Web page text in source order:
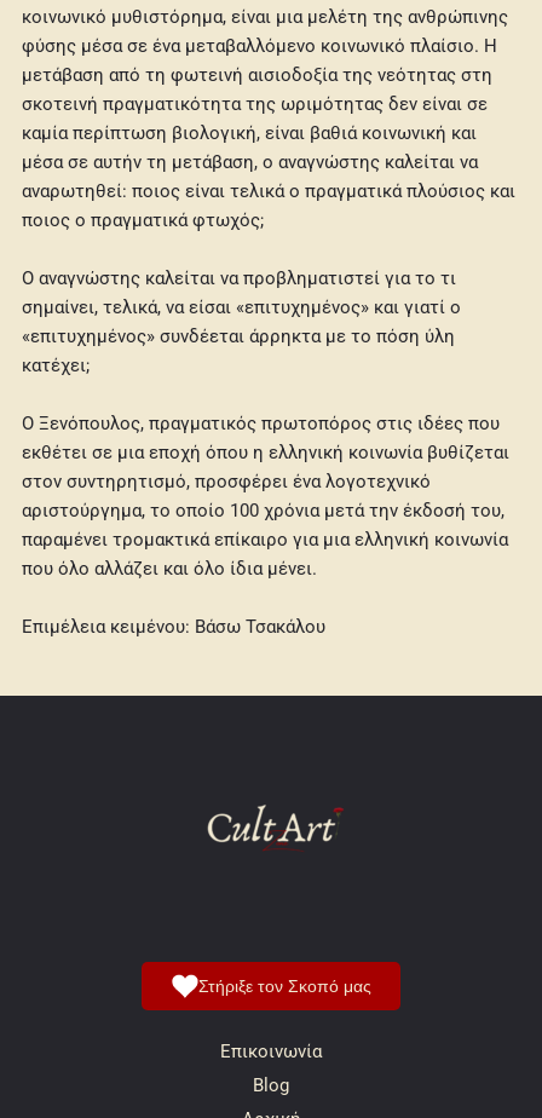
κοινωνικό μυθιστόρημα, είναι μια μελέτη της ανθρώπινης
φύσης μέσα σε ένα μεταβαλλόμενο κοινωνικό πλαίσιο. Η
μετάβαση από τη φωτεινή αισιοδοξία της νεότητας στη
σκοτεινή πραγματικότητα της ωριμότητας δεν είναι σε
καμία περίπτωση βιολογική, είναι βαθιά κοινωνική και
μέσα σε αυτήν τη μετάβαση, ο αναγνώστης καλείται να
αναρωτηθεί: ποιος είναι τελικά ο πραγματικά πλούσιος και
ποιος ο πραγματικά φτωχός;
Ο αναγνώστης καλείται να προβληματιστεί για το τι
σημαίνει, τελικά, να είσαι «επιτυχημένος» και γιατί ο
«επιτυχημένος» συνδέεται άρρηκτα με το πόση ύλη
κατέχει;
Ο Ξενόπουλος, πραγματικός πρωτοπόρος στις ιδέες που
εκθέτει σε μια εποχή όπου η ελληνική κοινωνία βυθίζεται
στον συντηρητισμό, προσφέρει ένα λογοτεχνικό
αριστούργημα, το οποίο 100 χρόνια μετά την έκδοσή του,
παραμένει τρομακτικά επίκαιρο για μια ελληνική κοινωνία
που όλο αλλάζει και όλο ίδια μένει.
Επιμέλεια κειμένου: Βάσω Τσακάλου
Στήριξε τον Σκοπό μας
Επικοινωνία
Blog